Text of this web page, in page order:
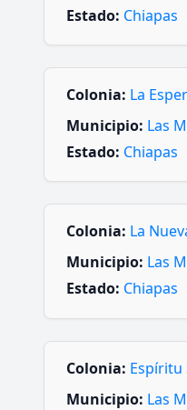
Estado: Chiapas
Colonia: La
Municipio: Las
Estado: Chiapas
Colonia: La
Municipio: Las
Estado: Chiapas
Colonia: Espíritu
Municipio: Las